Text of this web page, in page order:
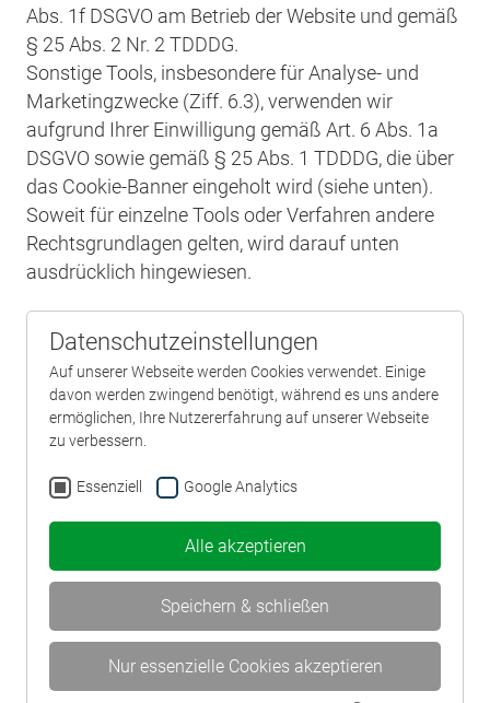
Abs. 1f DSGVO am Betrieb der Website und gemäß
§ 25 Abs. 2 Nr. 2 TDDDG.
Sonstige Tools, insbesondere für Analyse- und
Marketingzwecke (Ziff. 6.3), verwenden wir
aufgrund Ihrer Einwilligung gemäß Art. 6 Abs. 1a
DSGVO sowie gemäß § 25 Abs. 1 TDDDG, die über
das Cookie-Banner eingeholt wird (siehe unten).
Soweit für einzelne Tools oder Verfahren andere
Rechtsgrundlagen gelten, wird darauf unten
ausdrücklich hingewiesen.
Datenschutzeinstellungen
Auf unserer Webseite werden Cookies verwendet. Einige
davon werden zwingend benötigt, während es uns andere
ermöglichen, Ihre Nutzererfahrung auf unserer Webseite
zu verbessern.
Essenziell Google Analytics
Alle akzeptieren
Speichern & schließen
Nur essenzielle Cookies akzeptieren